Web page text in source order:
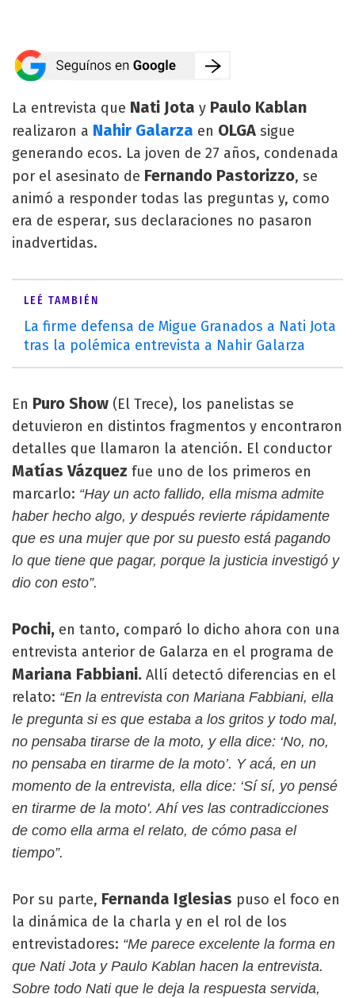
La entrevista que Nati Jota y Paulo Kablan
realizaron a Nahir Galarza en OLGA sigue
generando ecos. La joven de 27 años, condenada
por el asesinato de Fernando Pastorizzo, se
animó a responder todas las preguntas y, como
era de esperar, sus declaraciones no pasaron
inadvertidas.
LEÉ TAMBIÉN
La firme defensa de Migue Granados a Nati Jota
tras la polémica entrevista a Nahir Galarza
En Puro Show (El Trece), los panelistas se
detuvieron en distintos fragmentos y encontraron
detalles que llamaron la atención. El conductor
Matías Vázquez fue uno de los primeros en
marcarlo: “Hay un acto fallido, ella misma admite
haber hecho algo, y después revierte rápidamente
que es una mujer que por su puesto está pagando
lo que tiene que pagar, porque la justicia investigó y
dio con esto”.
Pochi, en tanto, comparó lo dicho ahora con una
entrevista anterior de Galarza en el programa de
Mariana Fabbiani. Allí detectó diferencias en el
relato: “En la entrevista con Mariana Fabbiani, ella
le pregunta si es que estaba a los gritos y todo mal,
no pensaba tirarse de la moto, y ella dice: ‘No, no,
no pensaba en tirarme de la moto’. Y acá, en un
momento de la entrevista, ella dice: ‘Sí sí, yo pensé
en tirarme de la moto'. Ahí ves las contradicciones
de como ella arma el relato, de cómo pasa el
tiempo”.
Por su parte, Fernanda Iglesias puso el foco en
la dinámica de la charla y en el rol de los
entrevistadores: “Me parece excelente la forma en
que Nati Jota y Paulo Kablan hacen la entrevista.
Sobre todo Nati que le deja la respuesta servida,